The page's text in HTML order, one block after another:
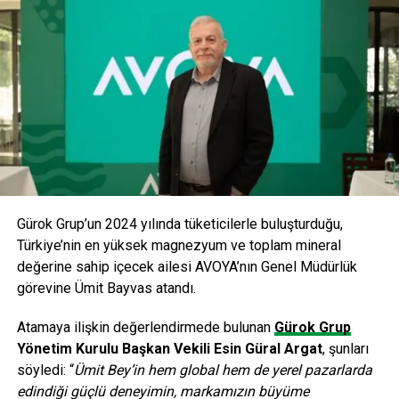
Deprem konusunda ciddi bir bilinçsizlik söz konusu
1999 depreminde resmi kayıtlara göre 18 bin kişinin
hayatını kaybettiğini söyleyenMehmet Yalçıntepe
“Maalesef yaşanan tüm bu acılara rağmen Türkiye’de konut
alan kişilerin yaklaşık yüzde 80’i ev satın alırken veya
kiralarken binanın deprem güvenliğini araştırmıyor. Oysa
deprem gerçeği şakaya gelmeyecek bir konu. Bu yüzden
konut satın alırken projenin ve dairenin özellikleri, dış
görünüşü ve sosyal donatılarından önce depreme karşı
dayanıklı olup olmadığı sorgulanmalı. Zeminin sağlamlığı
ve binanın Deprem Yönetmeliği’ne uygun olması hayati
önem taşıyor. 17 Ağustos depremindeki ölümlerin
tamamına yakını göçükler altında gerçekleşti. 2011 yılında
Japonya’da yaşanan 9 şiddetindeki depremde ise binalar
sapasağlam ayakta kaldı. Sadece deprem sonrasında
oluşan tsunamiden zarar gördüler. İnsanları depremin değil
binaların öldürdüğünü unutmamak gerekiyor.” dedi.
Gürok Grup’un 2024 yılında tüketicilerle buluşturduğu,
Türkiye’nin en yüksek magnezyum ve toplam mineral
değerine sahip içecek ailesi AVOYA’nın Genel Müdürlük
görevine Ümit Bayvas atandı.
Atamaya ilişkin değerlendirmede bulunan Gürok Grup
Yönetim Kurulu Başkan Vekili Esin Güral Argat, şunları
söyledi: “Ümit Bey’in hem global hem de yerel pazarlarda
edindiği güçlü deneyimin, markamızın büyüme